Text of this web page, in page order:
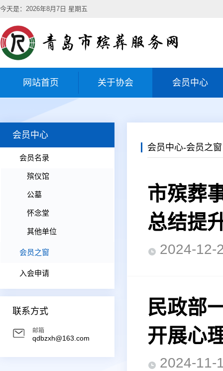
今天是：2026年8月7日 星期五
网站首页 关于协会 会员中心
会员中心
会员名录
殡仪馆
公墓
怀念堂
其他单位
会员之窗
入会申请
联系方式
邮箱
qdbzxh@163.com
会员中心-会员之窗
市殡葬
总结提
2024-
民政部
开展心
2024-